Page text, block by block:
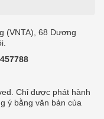
(VNTA), 68 Dương
Chỉ được phát hành
ý bằng văn bản của